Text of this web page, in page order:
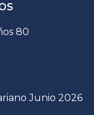
80
Junio 2026